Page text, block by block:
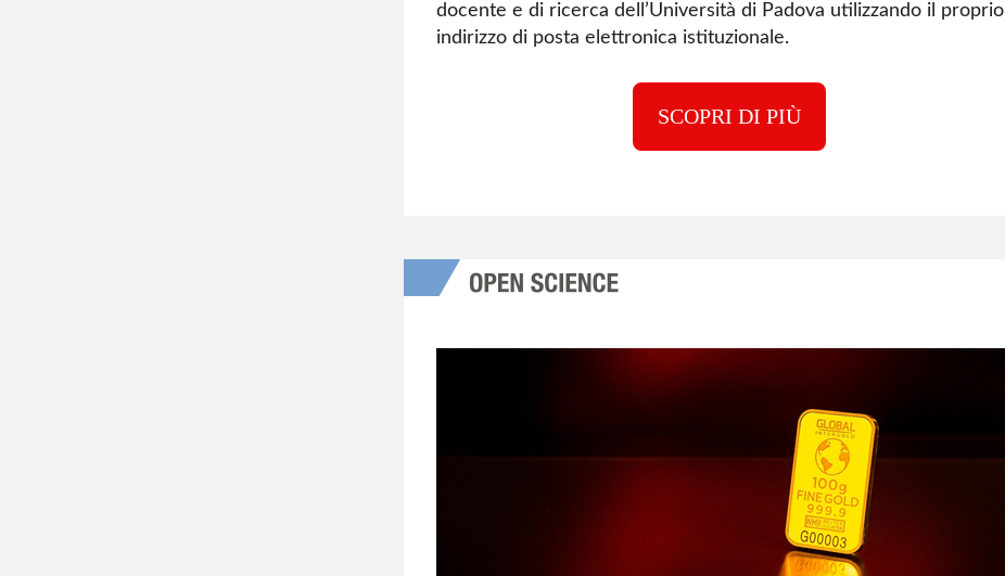
docente e di ricerca dell’Università di Padova utilizzando il proprio
indirizzo di posta elettronica istituzionale.
SCOPRI DI PIÙ